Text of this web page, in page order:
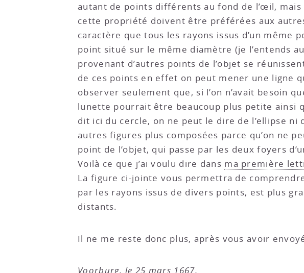
autant de points différents au fond de l’œil,
cette propriété doivent être préférées aux
caractère que tous les rayons issus d’un même
point situé sur le même diamètre (je l’entends
provenant d’autres points de l’objet se
de ces points en effet on peut mener une ligne
observer seulement que, si l’on n’avait besoin
lunette pourrait être beaucoup plus petite ainsi
dit ici du cercle, on ne peut le dire de l’ellipse ni
autres figures plus composées parce qu’on ne
point de l’objet, qui passe par les deux foyers
Voilà ce que j’ai voulu dire dans ma première
La figure ci-jointe vous permettra de
par les rayons issus de divers points, est plus
distants.
Il ne me reste donc plus, après vous avoir
Voorburg, le 25 mars 1667.